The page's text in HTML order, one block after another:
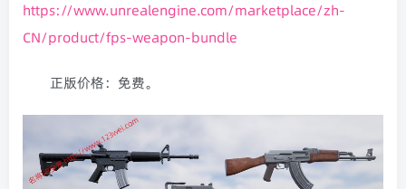
https://www.unrealengine.com/marketplace/zh-
CN/product/fps-weapon-bundle
正版价格：免费。